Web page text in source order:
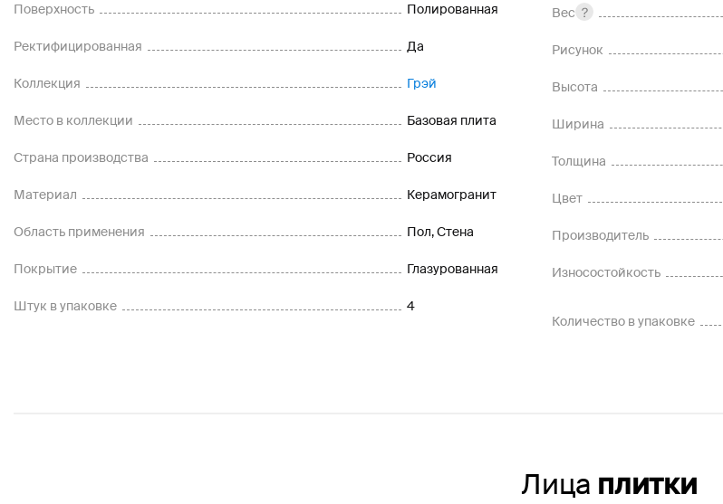
Поверхность Полированная
Ректифицированная Да
Коллекция Грэй
Место в коллекции Базовая плита
Страна производства Россия
Материал Керамогранит
Область применения Пол, Стена
Покрытие Глазурованная
Штук в упаковке 4
Вес
Рисунок
Высота
Ширина
Толщина
Цвет
Производитель
Износостойкость
Количество в упаковке
Лица плитки